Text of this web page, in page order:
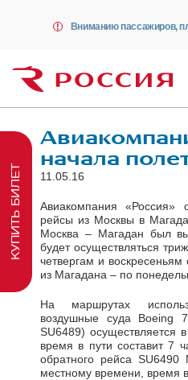
Вниманию пассажиров,
начала
11.05.16
Авиакомпания «Россия»
рейсы из Москвы в
Москва – Магадан был
будет осуществляться
четвергам и
из Магадана – по
На маршрутах
воздушные суда Boeing
SU6489) осуществляется
время в пути составит 7
обратного рейса
местному времени, время
КУПИТЬ БИЛЕТ